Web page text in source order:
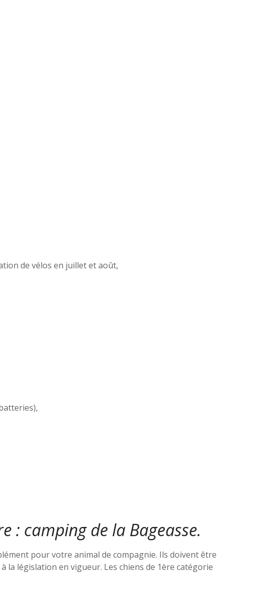
de vélos en juillet et août,
: camping de la Bageasse.
pour votre animal de compagnie. Ils doivent être
la législation en vigueur. Les chiens de 1ère catégorie